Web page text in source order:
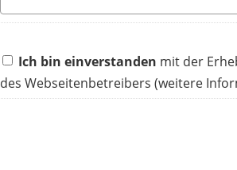
Ich bin einverstanden mit der
des Webseitenbetreibers (weitere